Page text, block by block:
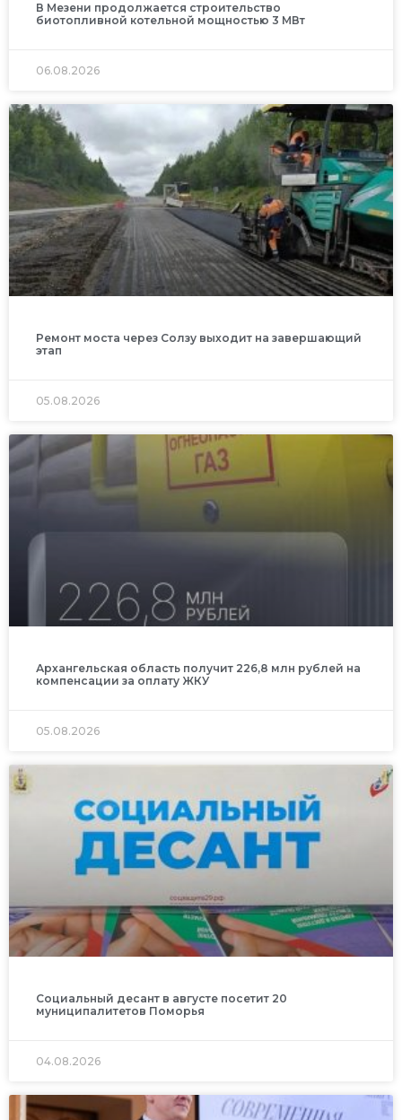
В Мезени продолжается строительство
биотопливной котельной мощностью 3 МВт
06.08.2026
Ремонт моста через Солзу выходит на завершающий
этап
05.08.2026
Архангельская область получит 226,8 млн рублей на
компенсации за оплату ЖКУ
05.08.2026
Социальный десант в августе посетит 20
муниципалитетов Поморья
04.08.2026